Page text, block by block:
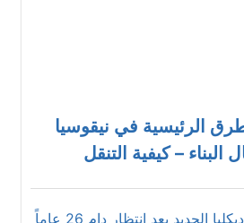
الرئيسية في نيقوسيا
– كيفية التنقل